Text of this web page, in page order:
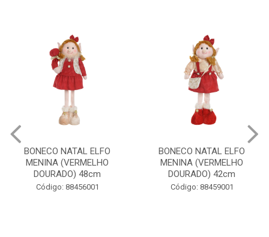
BONECO NATAL ELFO
MENINA (VERMELHO
DOURADO) 48cm
Código: 88456001
BONECO NATAL ELFO
MENINA (VERMELHO
DOURADO) 42cm
Código: 88459001